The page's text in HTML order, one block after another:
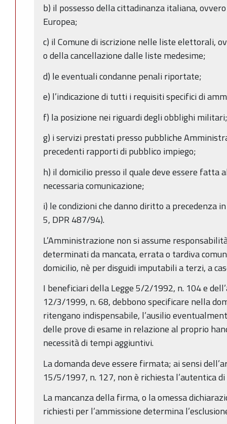
b) il possesso della cittadinanza italiana,
Europea;
c) il Comune di iscrizione nelle liste elettorali,
o della cancellazione dalle liste medesime;
d) le eventuali condanne penali riportate;
e) l’indicazione di tutti i requisiti specifici di
f) la posizione nei riguardi degli obblighi militari;
g) i servizi prestati presso pubbliche
precedenti rapporti di pubblico impiego;
h) il domicilio presso il quale deve essere fatta
necessaria comunicazione;
i) le condizioni che danno diritto a precedenza
5, DPR 487/94).
L’Amministrazione non si assume
determinati da mancata, errata o tardiva
domicilio, nè per disguidi imputabili a terzi, a
I beneficiari della Legge 5/2/1992, n. 104 e
12/3/1999, n. 68, debbono specificare nella
ritengano indispensabile, l’ausilio
delle prove di esame in relazione al proprio
necessità di tempi aggiuntivi.
La domanda deve essere firmata; ai sensi
15/5/1997, n. 127, non è richiesta l’autentica
La mancanza della firma, o la omessa
richiesti per l’ammissione determina